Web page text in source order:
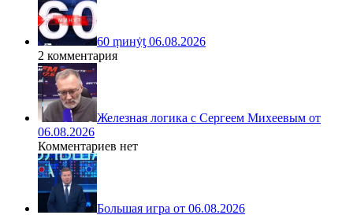
60 ṃинẏƫ 06.08.2026
2 комментария
Железная логика с Сергеем Михеевым от
06.08.2026
Комментариев нет
Большая игра от 06.08.2026